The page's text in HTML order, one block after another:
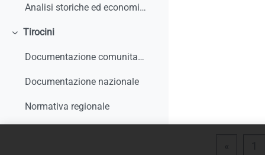
Analisi storiche ed economiche sulle origini dell'apprendistato e le sue trasformazioni
Minimizza
Tirocini
Documentazione comunitaria
Documentazione nazionale
Normativa regionale